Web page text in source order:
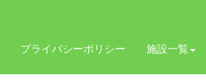
プライバシーポリシー 施設一覧